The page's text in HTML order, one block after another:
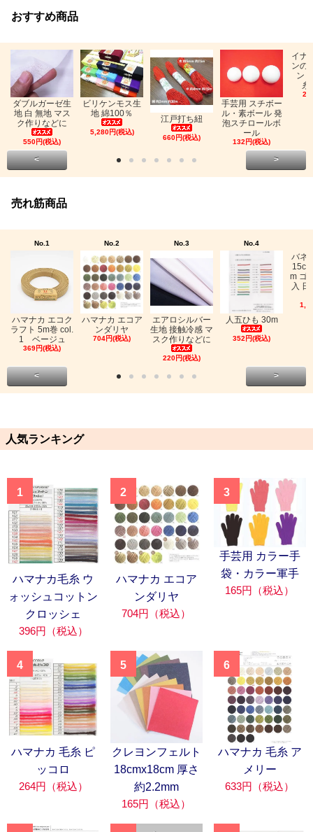
おすすめ商品
ダブルガーゼ生
地 白 無地 マス
ク作りなどに
550円(税込)
ビリケンモス生
地 綿100％
5,280円(税込)
江戸打ち紐
660円(税込)
手芸用 スチボー
ル・素ボール 発
泡スチロールボ
ール
132円(税込)
イナ
ンの
ン
糸
< >
売れ筋商品
No.1
ハマナカ エコク
ラフト 5m巻 col.
1 ベージュ
369円(税込)
No.2
ハマナカ エコア
ンダリヤ
704円(税込)
No.3
エアロシルバー
生地 接触冷感 マ
スク作りなどに
220円(税込)
No.4
人五ひも 30m
352円(税込)
バネ
m ゴ
入
< >
人気ランキング
1
ハマナカ毛糸 ウ
ォッシュコットン
クロッシェ
396円（税込）
2
ハマナカ エコア
ンダリヤ
704円（税込）
3
手芸用 カラー手
袋・カラー軍手
165円（税込）
4
ハマナカ 毛糸 ピ
ッコロ
264円（税込）
5
クレヨンフェルト
18cmx18cm 厚さ
約2.2mm
165円（税込）
6
ハマナカ 毛糸 ア
メリー
633円（税込）